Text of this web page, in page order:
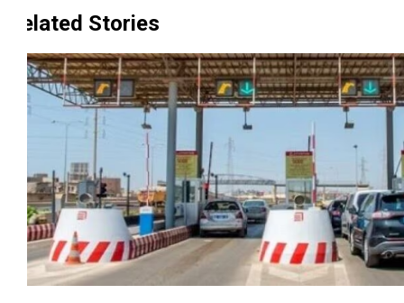
Related Stories